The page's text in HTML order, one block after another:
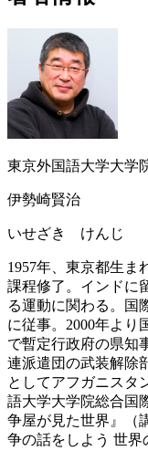
東京外国語大学大学
伊勢崎賢治
いせざき けんじ
1957年、東京都生ま
課程修了。インドに
る運動に関わる。国
に従事。2000年より
で暫定行政府の県知
連派遣団の武装解除
としてアフガニスタ
語大学大学院総合国
争屋が見た世界』（
争の話をしよう 世界